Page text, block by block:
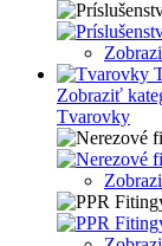
Zobraziť
Tvarovky